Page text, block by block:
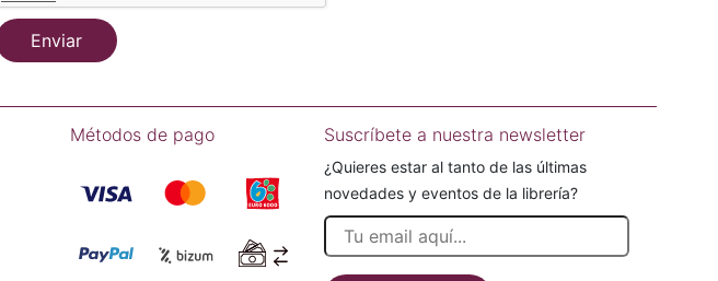
Enviar
Métodos de pago Suscríbete a nuestra newsletter
¿Quieres estar al tanto de las últimas
novedades y eventos de la librería?